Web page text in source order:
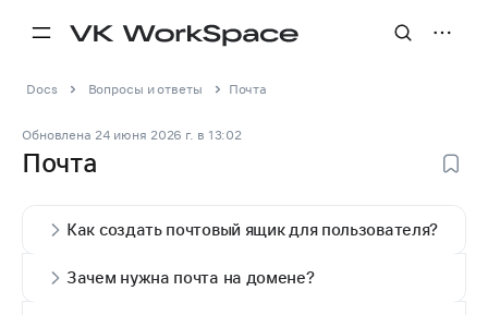
Docs Вопросы и ответы Почта
Обновлена 24 июня 2026 г. в 13:02
Почта
Как создать почтовый ящик для пользователя?
Зачем нужна почта на домене?